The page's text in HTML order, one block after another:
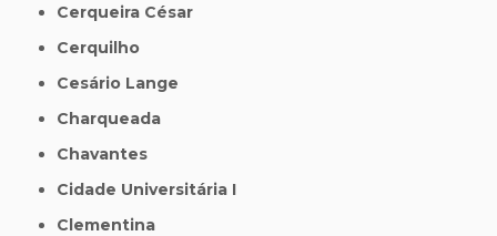
Cerqueira César
Cerquilho
Cesário Lange
Charqueada
Chavantes
Cidade Universitária I
Clementina